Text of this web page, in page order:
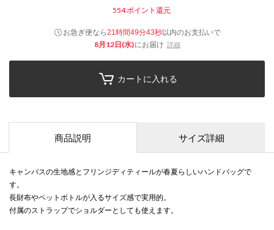
554ポイント還元
お急ぎ便なら21時間49分42秒以内のお支払いで
8月12日(水)にお届け 詳細
カートに入れる
商品説明 サイズ詳細
キャンバスの生地感とフリンジディティールが春夏らしいハンドバッグで
す。
長財布やペットボトルが入るサイズ感で実用的。
付属のストラップでショルダーとしても使えます。